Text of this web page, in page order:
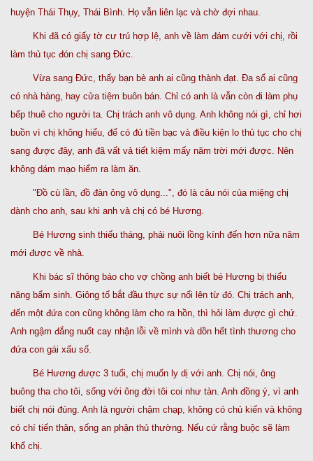
huyện Thái Thụy, Thái Bình. Họ vẫn liên lạc và chờ đợi nhau.
Khi đã có giấy tờ cư trú hợp lệ, anh về làm đám cưới với chị, rồi
làm thủ tục đón chị sang Đức.
Vừa sang Đức, thấy bạn bè anh ai cũng thành đạt. Đa số ai cũng
có nhà hàng, hay cửa tiệm buôn bán. Chỉ có anh là vẫn còn đi làm phụ
bếp thuê cho người ta. Chị trách anh vô dụng. Anh không nói gì, chỉ hơi
buồn vì chị không hiểu, để có đủ tiền bạc và điều kiện lo thủ tục cho chị
sang được đây, anh đã vất vả tiết kiệm mấy năm trời mới được. Nên
không dám mạo hiểm ra làm ăn.
"Đồ cù lần, đồ đàn ông vô dụng...", đó là câu nói của miệng chị
dành cho anh, sau khi anh và chị có bé Hương.
Bé Hương sinh thiếu tháng, phải nuôi lồng kính đến hơn nữa năm
mới được về nhà.
Khi bác sĩ thông báo cho vợ chồng anh biết bé Hương bị thiểu
năng bẩm sinh. Giông tố bắt đầu thực sự nổi lên từ đó. Chị trách anh,
đến một đứa con cũng không làm cho ra hồn, thì hỏi làm được gì chứ.
Anh ngậm đắng nuốt cay nhận lỗi về mình và dồn hết tình thương cho
đứa con gái xấu số.
Bé Hương được 3 tuổi, chị muốn ly dị với anh. Chị nói, ông
buông tha cho tôi, sống với ông đời tôi coi như tàn. Anh đồng ý, vì anh
biết chị nói đúng. Anh là người chậm chạp, không có chủ kiến và không
có chí tiến thân, sống an phận thủ thường. Nếu cứ rằng buộc sẽ làm
khổ chị.